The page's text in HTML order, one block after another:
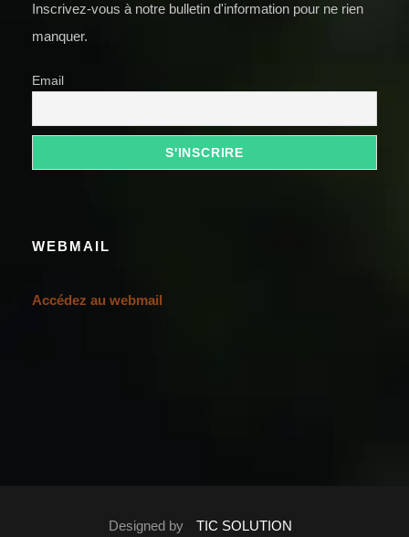
Inscrivez-vous à notre bulletin d'information pour ne rien
manquer.
Email
WEBMAIL
Accédez au webmail
Designed by TIC SOLUTION